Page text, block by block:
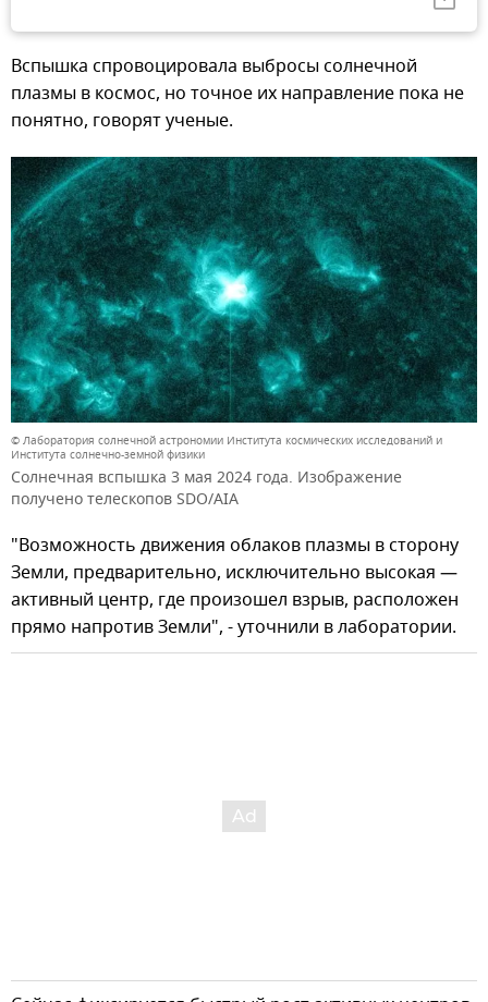
Вспышка спровоцировала выбросы солнечной
плазмы в космос, но точное их направление пока не
понятно, говорят ученые.
© Лаборатория солнечной астрономии Института космических исследований и
Института солнечно-земной физики
Солнечная вспышка 3 мая 2024 года. Изображение
получено телескопов SDO/AIA
"Возможность движения облаков плазмы в сторону
Земли, предварительно, исключительно высокая —
активный центр, где произошел взрыв, расположен
прямо напротив Земли", - уточнили в лаборатории.